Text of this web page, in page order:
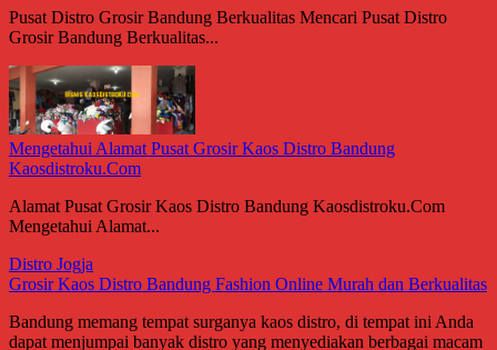
Pusat Distro Grosir Bandung Berkualitas Mencari Pusat Distro
Grosir Bandung Berkualitas...
Mengetahui Alamat Pusat Grosir Kaos Distro Bandung
Kaosdistroku.Com
Alamat Pusat Grosir Kaos Distro Bandung Kaosdistroku.Com
Mengetahui Alamat...
Distro Jogja
Grosir Kaos Distro Bandung Fashion Online Murah dan Berkualitas
Bandung memang tempat surganya kaos distro, di tempat ini Anda
dapat menjumpai banyak distro yang menyediakan berbagai macam